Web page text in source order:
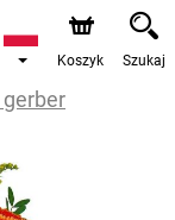
Koszyk Szukaj